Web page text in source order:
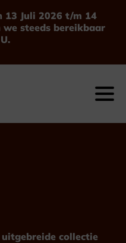
13 Juli 2026 t/m 14
steeds bereikbaar
collectie